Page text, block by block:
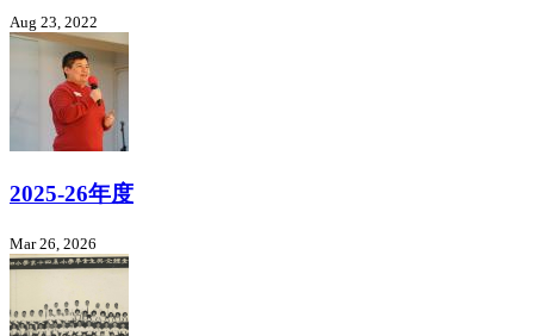
Aug 23, 2022
2025-26年度
Mar 26, 2026